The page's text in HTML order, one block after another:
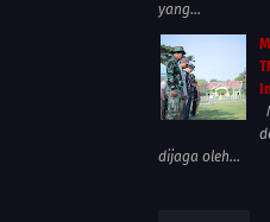
yang...
dijaga oleh...